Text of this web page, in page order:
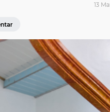
13